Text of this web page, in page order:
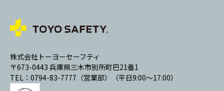
株式会社トーヨーセーフティ
〒673-0443 兵庫県三木市別所町巴21番1
TEL：0794-83-7777（営業部）（平日9:00～17:00）